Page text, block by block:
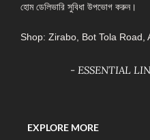
হোম ডেলিভারি সুবিধা উপভোগ করুন।
Shop: Zirabo, Bot Tola Road,
- ESSENTIAL
EXPLORE MORE